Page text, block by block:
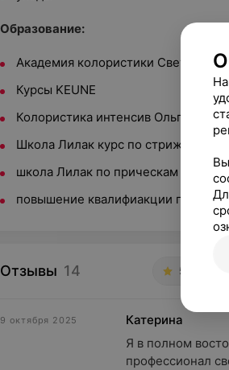
Образование:
Академия колористики Светланы
Курсы KEUNE
Колористика интенсив Ольги
Школа Лилак курс по стрижкам
школа Лилак по прическам
повышение квалифиакции по
Отзывы 14 5.0
9 октября 2025
Катерина
Я в полном
профессионал